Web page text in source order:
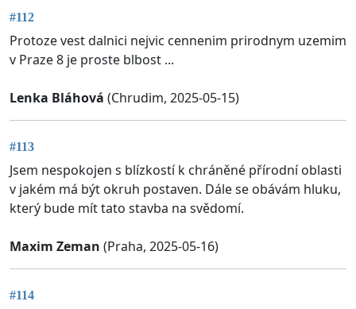
#112
Protoze vest dalnici nejvic cennenim prirodnym uzemim
v Praze 8 je proste blbost ...
Lenka Bláhová (Chrudim, 2025-05-15)
#113
Jsem nespokojen s blízkostí k chráněné přírodní oblasti
v jakém má být okruh postaven. Dále se obávám hluku,
který bude mít tato stavba na svědomí.
Maxim Zeman (Praha, 2025-05-16)
#114